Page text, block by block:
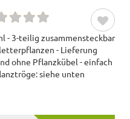
- 3-teilig zusammensteckbar
- Lieferung
ohne Pflanzkübel - einfach
siehe unten